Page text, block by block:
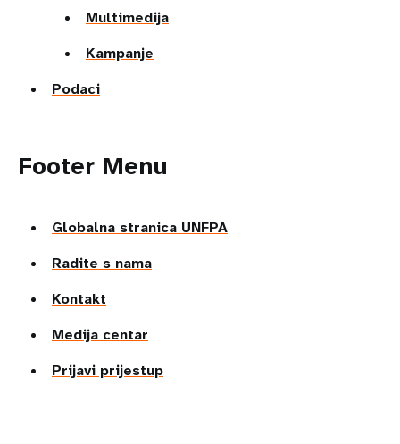
Multimedija
Kampanje
Podaci
Footer Menu
Globalna stranica UNFPA
Radite s nama
Kontakt
Medija centar
Prijavi prijestup